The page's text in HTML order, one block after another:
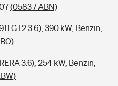
(0583 / ABN)
GT2 3.6), 390 kW, Benzin,
3.6), 254 kW, Benzin,